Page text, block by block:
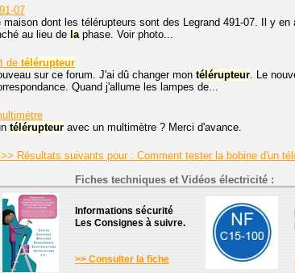
07
maison dont les télérupteurs sont des Legrand 491-07. Il y
au lieu de laphase. Voir photo...
de télérupteur
sur ce forum. J'ai dû changer mon télérupteur. Le
Quand j'allume les lampes de...
télérupteur avec un multimètre ? Merci d'avance.
Résultats suivants pour : Comment tester la bobine d'un
Fiches techniques et Vidéos électricité :
Informations sécurité
Les Consignes à suivre.
>> Consulter la fiche